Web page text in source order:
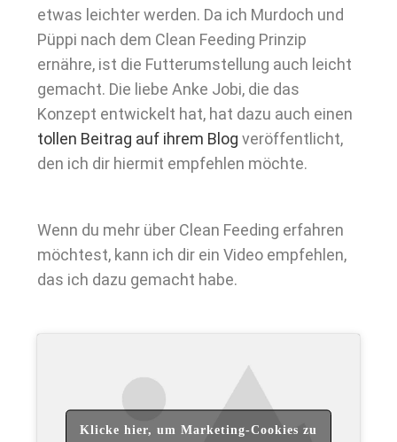
etwas leichter werden. Da ich Murdoch und
Püppi nach dem Clean Feeding Prinzip
ernähre, ist die Futterumstellung auch leicht
gemacht. Die liebe Anke Jobi, die das
Konzept entwickelt hat, hat dazu auch einen
tollen Beitrag auf ihrem Blog veröffentlicht,
den ich dir hiermit empfehlen möchte.
Wenn du mehr über Clean Feeding erfahren
möchtest, kann ich dir ein Video empfehlen,
das ich dazu gemacht habe.
Klicke hier, um Marketing-Cookies zu